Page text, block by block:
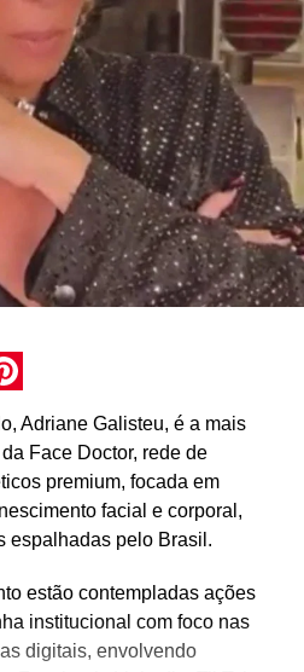
Adriane Galisteu, é a mais
Face Doctor, rede de
premium, focada em
facial e corporal,
espalhadas pelo Brasil.
estão contempladas ações
institucional com foco nas
digitais, envolvendo